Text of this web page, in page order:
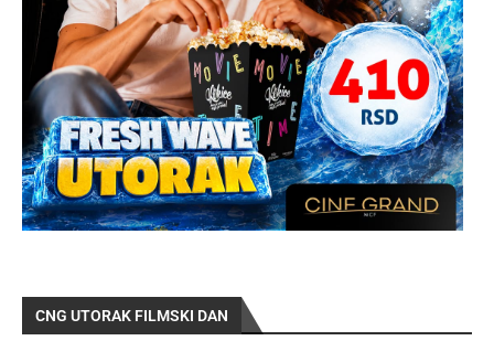
CNG UTORAK FILMSKI DAN